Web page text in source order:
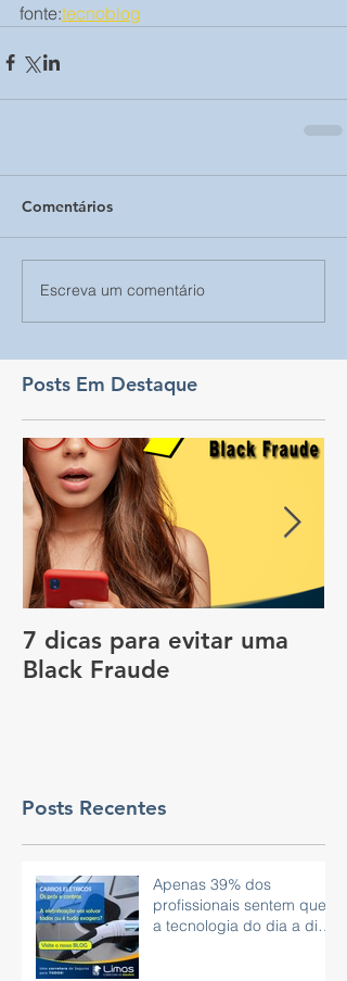
fonte:tecnoblog
Comentários
Escreva um comentário
Posts Em Destaque
7 dicas para evitar uma
Black Fraude
Posts Recentes
Apenas 39% dos
profissionais sentem que
a tecnologia do dia a dia